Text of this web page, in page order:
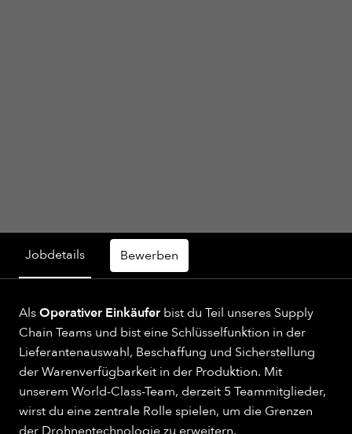
Jobdetails Bewerben
AlsOperativer Einkäufer bist du Teil unseres Supply
Chain Teams und bist eine Schlüsselfunktion in der
Lieferantenauswahl, Beschaffung und Sicherstellung
der Warenverfügbarkeit in der Produktion. Mit
unserem World-Class-Team, derzeit 5 Teammitglieder,
wirst du eine zentrale Rolle spielen, um die Grenzen